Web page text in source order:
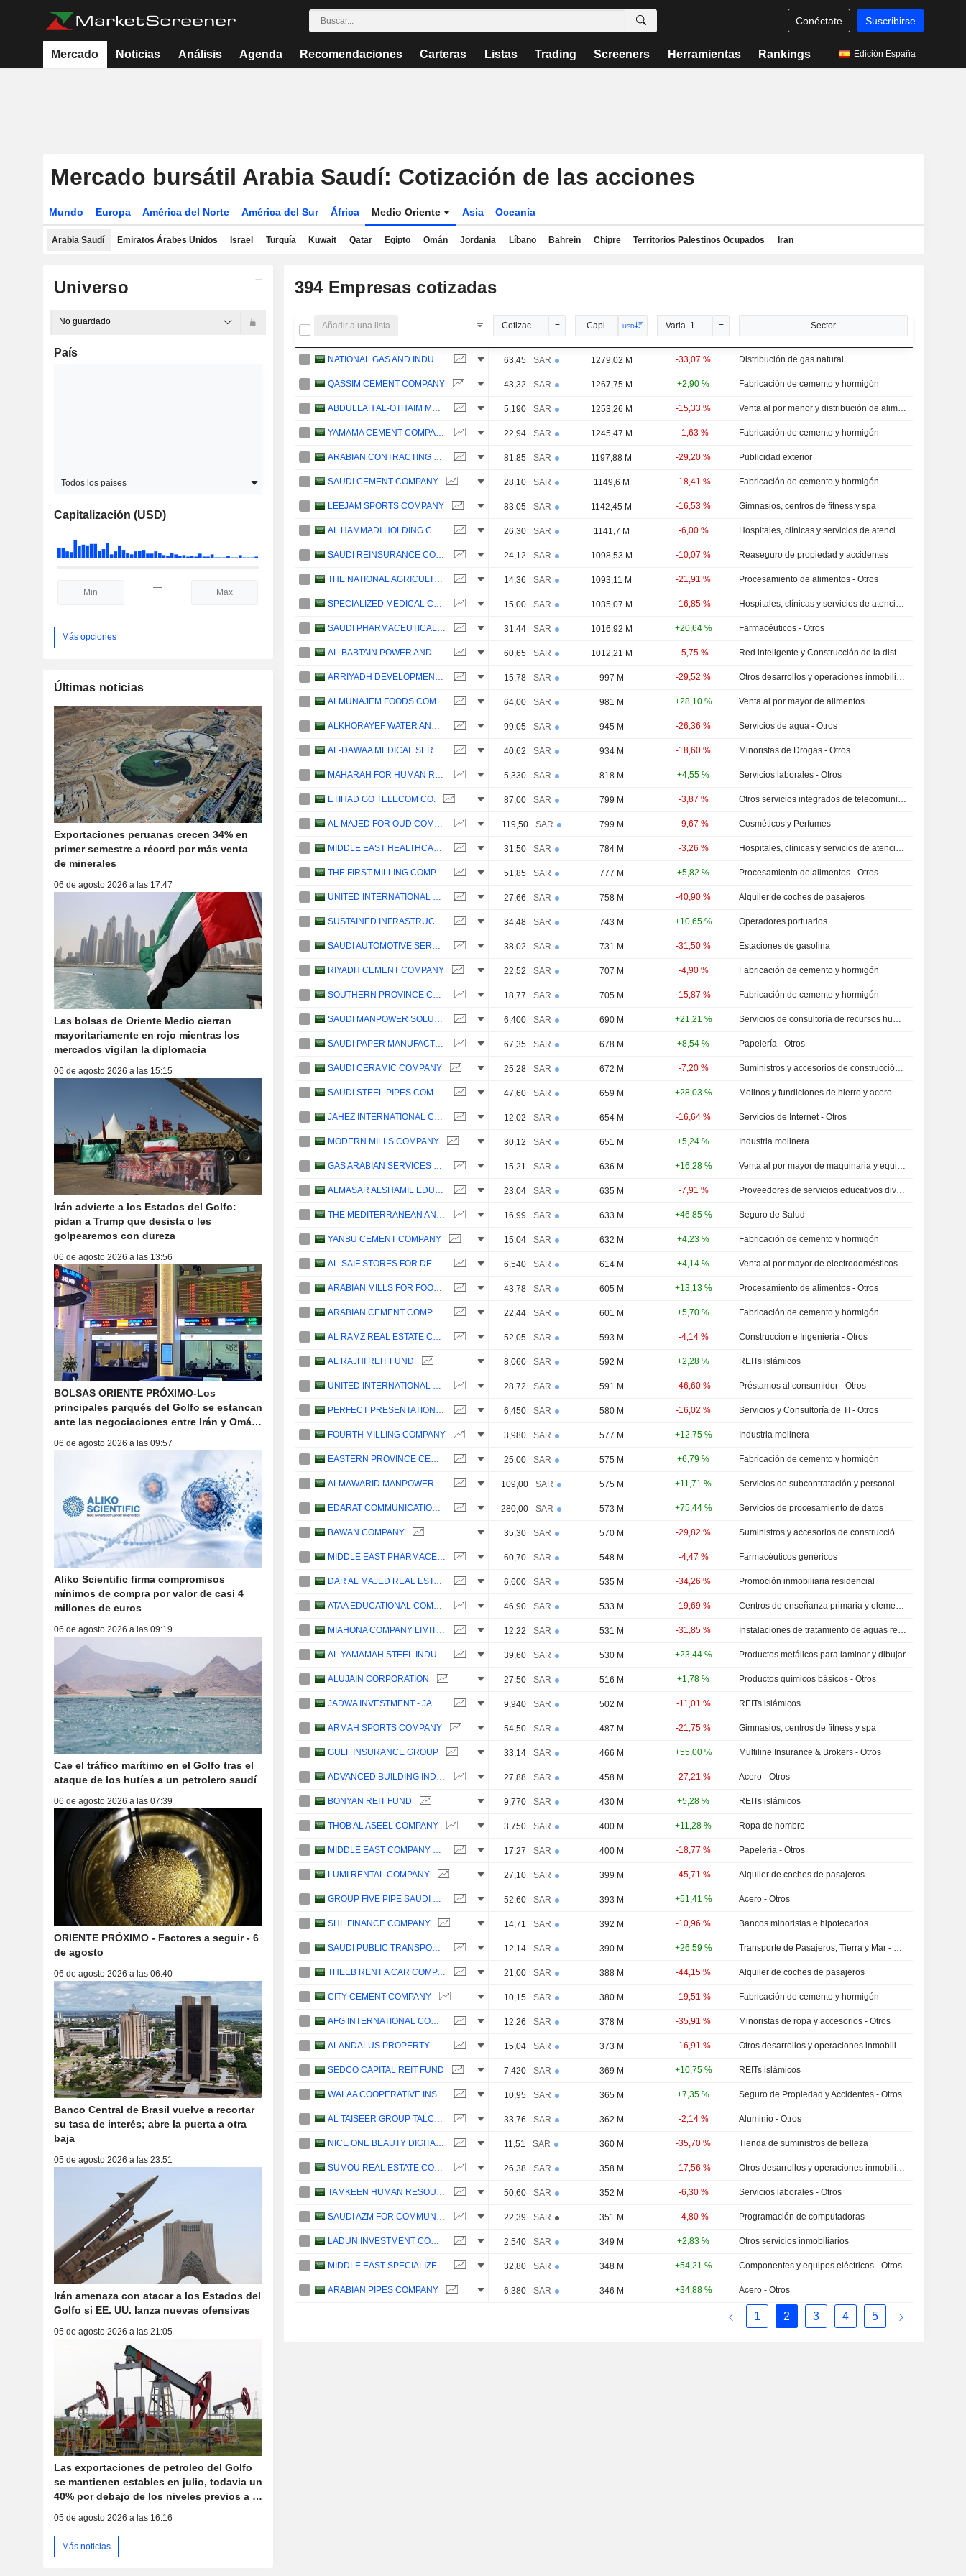
Conéctate Suscribirse
Mercado Noticias Análisis Agenda Recomendaciones Carteras Listas Trading Screeners Herramientas Rankings Edición España
Mercado bursátil Arabia Saudí: Cotización de las acciones
Mundo Europa América del Norte América del Sur África Medio Oriente Asia Oceanía
Arabia Saudí Emiratos Árabes Unidos Israel Turquía Kuwait Qatar Egipto Omán Jordania Líbano Bahrein Chipre Territorios Palestinos Ocupados Iran
Universo
No guardado
País
Todos los países
Capitalización (USD)
—
Más opciones
Últimas noticias
Exportaciones peruanas crecen 34% en
primer semestre a récord por más venta
de minerales
06 de agosto 2026 a las 17:47
Las bolsas de Oriente Medio cierran
mayoritariamente en rojo mientras los
mercados vigilan la diplomacia
06 de agosto 2026 a las 15:15
Irán advierte a los Estados del Golfo:
pidan a Trump que desista o les
golpearemos con dureza
06 de agosto 2026 a las 13:56
BOLSAS ORIENTE PRÓXIMO-Los
principales parqués del Golfo se estancan
ante las negociaciones entre Irán y Omán
06 de agosto 2026 a las 09:57
Aliko Scientific firma compromisos
mínimos de compra por valor de casi 4
millones de euros
06 de agosto 2026 a las 09:19
Cae el tráfico marítimo en el Golfo tras el
ataque de los hutíes a un petrolero saudí
06 de agosto 2026 a las 07:39
ORIENTE PRÓXIMO - Factores a seguir - 6
de agosto
06 de agosto 2026 a las 06:40
Banco Central de Brasil vuelve a recortar
su tasa de interés; abre la puerta a otra
baja
05 de agosto 2026 a las 23:51
Irán amenaza con atacar a los Estados del
Golfo si EE. UU. lanza nuevas ofensivas
05 de agosto 2026 a las 21:05
Las exportaciones de petroleo del Golfo
se mantienen estables en julio, todavia un
40% por debajo de los niveles previos a la
05 de agosto 2026 a las 16:16
Más noticias
394Empresas cotizadas
Añadir a una lista Cotización oficial Capi. USD Varia. 1 de ene. Sector
NATIONAL GAS AND INDUSTRIALIZATION COMPANY 63,45 SAR 1279,02 M -33,07 % Distribución de gas natural
QASSIM CEMENT COMPANY 43,32 SAR 1267,75 M +2,90 % Fabricación de cemento y hormigón
ABDULLAH AL-OTHAIM MARKETS COMPANY 5,190 SAR 1253,26 M -15,33 % Venta al por menor y distribución de alimentos - Otros
YAMAMA CEMENT COMPANY 22,94 SAR 1245,47 M -1,63 % Fabricación de cemento y hormigón
ARABIAN CONTRACTING SERVICES COMPANY 81,85 SAR 1197,88 M -29,20 % Publicidad exterior
SAUDI CEMENT COMPANY 28,10 SAR 1149,6 M -18,41 % Fabricación de cemento y hormigón
LEEJAM SPORTS COMPANY 83,05 SAR 1142,45 M -16,53 % Gimnasios, centros de fitness y spa
AL HAMMADI HOLDING COMPANY 26,30 SAR 1141,7 M -6,00 % Hospitales, clínicas y servicios de atención primaria
SAUDI REINSURANCE COMPANY 24,12 SAR 1098,53 M -10,07 % Reaseguro de propiedad y accidentes
THE NATIONAL AGRICULTURAL DEVELOPMENT COMPANY 14,36 SAR 1093,11 M -21,91 % Procesamiento de alimentos - Otros
SPECIALIZED MEDICAL COMPANY 15,00 SAR 1035,07 M -16,85 % Hospitales, clínicas y servicios de atención primaria
SAUDI PHARMACEUTICAL INDUSTRIES AND MEDICAL APPLIANCES CORPORATION 31,44 SAR 1016,92 M +20,64 % Farmacéuticos - Otros
AL-BABTAIN POWER AND TELECOMMUNICATIONS COMPANY 60,65 SAR 1012,21 M -5,75 % Red inteligente y Construcción de la distribución de energía
ARRIYADH DEVELOPMENT CO. 15,78 SAR 997 M -29,52 % Otros desarrollos y operaciones inmobiliarias
ALMUNAJEM FOODS COMPANY 64,00 SAR 981 M +28,10 % Venta al por mayor de alimentos
ALKHORAYEF WATER AND POWER TECHNOLOGIES COMPANY 99,05 SAR 945 M -26,36 % Servicios de agua - Otros
AL-DAWAA MEDICAL SERVICES COMPANY 40,62 SAR 934 M -18,60 % Minoristas de Drogas - Otros
MAHARAH FOR HUMAN RESOURCES COMPANY 5,330 SAR 818 M +4,55 % Servicios laborales - Otros
ETIHAD GO TELECOM CO. 87,00 SAR 799 M -3,87 % Otros servicios integrados de telecomunicaciones
AL MAJED FOR OUD COMPANY 119,50 SAR 799 M -9,67 % Cosméticos y Perfumes
MIDDLE EAST HEALTHCARE COMPANY 31,50 SAR 784 M -3,26 % Hospitales, clínicas y servicios de atención primaria
THE FIRST MILLING COMPANY 51,85 SAR 777 M +5,82 % Procesamiento de alimentos - Otros
UNITED INTERNATIONAL TRANSPORTATION COMPANY 27,66 SAR 758 M -40,90 % Alquiler de coches de pasajeros
SUSTAINED INFRASTRUCTURE HOLDING COMPANY 34,48 SAR 743 M +10,65 % Operadores portuarios
SAUDI AUTOMOTIVE SERVICES COMPANY 38,02 SAR 731 M -31,50 % Estaciones de gasolina
RIYADH CEMENT COMPANY 22,52 SAR 707 M -4,90 % Fabricación de cemento y hormigón
SOUTHERN PROVINCE CEMENT COMPANY 18,77 SAR 705 M -15,87 % Fabricación de cemento y hormigón
SAUDI MANPOWER SOLUTIONS COMPANY 6,400 SAR 690 M +21,21 % Servicios de consultoría de recursos humanos
SAUDI PAPER MANUFACTURING COMPANY 67,35 SAR 678 M +8,54 % Papelería - Otros
SAUDI CERAMIC COMPANY 25,28 SAR 672 M -7,20 % Suministros y accesorios de construcción - Otros
SAUDI STEEL PIPES COMPANY 47,60 SAR 659 M +28,03 % Molinos y fundiciones de hierro y acero
JAHEZ INTERNATIONAL COMPANY FOR INFORMATION SYSTEMS TECHNOLOGY 12,02 SAR 654 M -16,64 % Servicios de Internet - Otros
MODERN MILLS COMPANY 30,12 SAR 651 M +5,24 % Industria molinera
GAS ARABIAN SERVICES COMPANY 15,21 SAR 636 M +16,28 % Venta al por mayor de maquinaria y equipo industrial
ALMASAR ALSHAMIL EDUCATION COMPANY 23,04 SAR 635 M -7,91 % Proveedores de servicios educativos diversos
THE MEDITERRANEAN AND GULF COOPERATIVE INSURANCE AND REINSURANCE COMPANY 16,99 SAR 633 M +46,85 % Seguro de Salud
YANBU CEMENT COMPANY 15,04 SAR 632 M +4,23 % Fabricación de cemento y hormigón
AL-SAIF STORES FOR DEVELOPMENT & INVESTMENT COMPANY 6,540 SAR 614 M +4,14 % Venta al por mayor de electrodomésticos y artículos domésticos
ARABIAN MILLS FOR FOOD PRODUCTS COMPANY 43,78 SAR 605 M +13,13 % Procesamiento de alimentos - Otros
ARABIAN CEMENT COMPANY 22,44 SAR 601 M +5,70 % Fabricación de cemento y hormigón
AL RAMZ REAL ESTATE COMPANY 52,05 SAR 593 M -4,14 % Construcción e Ingeniería - Otros
AL RAJHI REIT FUND 8,060 SAR 592 M +2,28 % REITs islámicos
UNITED INTERNATIONAL HOLDING COMPANY 28,72 SAR 591 M -46,60 % Préstamos al consumidor - Otros
PERFECT PRESENTATION FOR COMMERCIAL SERVICES COMPANY 6,450 SAR 580 M -16,02 % Servicios y Consultoría de TI - Otros
FOURTH MILLING COMPANY 3,980 SAR 577 M +12,75 % Industria molinera
EASTERN PROVINCE CEMENT COMPANY 25,00 SAR 575 M +6,79 % Fabricación de cemento y hormigón
ALMAWARID MANPOWER COMPANY 109,00 SAR 575 M +11,71 % Servicios de subcontratación y personal
EDARAT COMMUNICATION AND INFORMATION TECHNOLOGY CO. 280,00 SAR 573 M +75,44 % Servicios de procesamiento de datos
BAWAN COMPANY 35,30 SAR 570 M -29,82 % Suministros y accesorios de construcción - Otros
MIDDLE EAST PHARMACEUTICAL INDUSTRIES COMPANY 60,70 SAR 548 M -4,47 % Farmacéuticos genéricos
DAR AL MAJED REAL ESTATE COMPANY 6,600 SAR 535 M -34,26 % Promoción inmobiliaria residencial
ATAA EDUCATIONAL COMPANY 46,90 SAR 533 M -19,69 % Centros de enseñanza primaria y elemental
MIAHONA COMPANY LIMITED 12,22 SAR 531 M -31,85 % Instalaciones de tratamiento de aguas residuales
AL YAMAMAH STEEL INDUSTRIES COMPANY 39,60 SAR 530 M +23,44 % Productos metálicos para laminar y dibujar
ALUJAIN CORPORATION 27,50 SAR 516 M +1,78 % Productos químicos básicos - Otros
JADWA INVESTMENT - JADWA REIT SAUDI FUND 9,940 SAR 502 M -11,01 % REITs islámicos
ARMAH SPORTS COMPANY 54,50 SAR 487 M -21,75 % Gimnasios, centros de fitness y spa
GULF INSURANCE GROUP 33,14 SAR 466 M +55,00 % Multiline Insurance & Brokers - Otros
ADVANCED BUILDING INDUSTRIES CO. 27,88 SAR 458 M -27,21 % Acero - Otros
BONYAN REIT FUND 9,770 SAR 430 M +5,28 % REITs islámicos
THOB AL ASEEL COMPANY 3,750 SAR 400 M +11,28 % Ropa de hombre
MIDDLE EAST COMPANY FOR MANUFACTURING AND PRODUCING PAPER 17,27 SAR 400 M -18,77 % Papelería - Otros
LUMI RENTAL COMPANY 27,10 SAR 399 M -45,71 % Alquiler de coches de pasajeros
GROUP FIVE PIPE SAUDI COMPANY 52,60 SAR 393 M +51,41 % Acero - Otros
SHL FINANCE COMPANY 14,71 SAR 392 M -10,96 % Bancos minoristas e hipotecarios
SAUDI PUBLIC TRANSPORT COMPANY 12,14 SAR 390 M +26,59 % Transporte de Pasajeros, Tierra y Mar - Otros
THEEB RENT A CAR COMPANY 21,00 SAR 388 M -44,15 % Alquiler de coches de pasajeros
CITY CEMENT COMPANY 10,15 SAR 380 M -19,51 % Fabricación de cemento y hormigón
AFG INTERNATIONAL COMPANY 12,26 SAR 378 M -35,91 % Minoristas de ropa y accesorios - Otros
ALANDALUS PROPERTY COMPANY 15,04 SAR 373 M -16,91 % Otros desarrollos y operaciones inmobiliarias
SEDCO CAPITAL REIT FUND 7,420 SAR 369 M +10,75 % REITs islámicos
WALAA COOPERATIVE INSURANCE COMPANY 10,95 SAR 365 M +7,35 % Seguro de Propiedad y Accidentes - Otros
AL TAISEER GROUP TALCO INDUSTRIAL COMPANY 33,76 SAR 362 M -2,14 % Aluminio - Otros
NICE ONE BEAUTY DIGITAL MARKETING COMPANY 11,51 SAR 360 M -35,70 % Tienda de suministros de belleza
SUMOU REAL ESTATE COMPANY 26,38 SAR 358 M -17,56 % Otros desarrollos y operaciones inmobiliarias
TAMKEEN HUMAN RESOURCES COMPANY 50,60 SAR 352 M -6,30 % Servicios laborales - Otros
SAUDI AZM FOR COMMUNICATION AND INFORMATION TECHNOLOGY COMPANY 22,39 SAR 351 M -4,80 % Programación de computadoras
LADUN INVESTMENT COMPANY 2,540 SAR 349 M +2,83 % Otros servicios inmobiliarios
MIDDLE EAST SPECIALIZED CABLES COMPANY 32,80 SAR 348 M +54,21 % Componentes y equipos eléctricos - Otros
ARABIAN PIPES COMPANY 6,380 SAR 346 M +34,88 % Acero - Otros
1 2 3 4 5